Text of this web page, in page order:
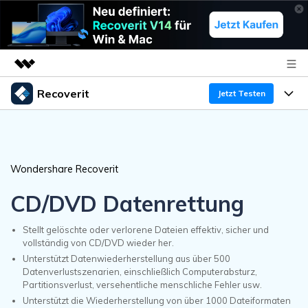
Top-Produkte
Lösungen
Über uns
Presseraum
Shop
Support
Recoverit Jetzt Testen
Recoverit für Windows
Ein führendes Tool zur Datenrettung für Windows
Kostenlos Testen
Recoverit für Mac
Funktionen
Wiederherstellung von Laufwerken
Gel?schte Medien wiederherstellen
Exklusive Wiederherstellungsl?sungen Neu
Ressourcen
Warum Recoverit
Experte für Datenrettung
Kundengeschichten
Guide
Wondershare Recoverit
CD/DVD Datenrettung
Stellt gelöschte oder verlorene Dateien effektiv, sicher und
vollständig von CD/DVD wieder her.
Unterstützt Datenwiederherstellung aus über 500
Datenverlustszenarien, einschließlich Computerabsturz,
Partitionsverlust, versehentliche menschliche Fehler usw.
Unterstützt die Wiederherstellung von über 1000 Dateiformaten